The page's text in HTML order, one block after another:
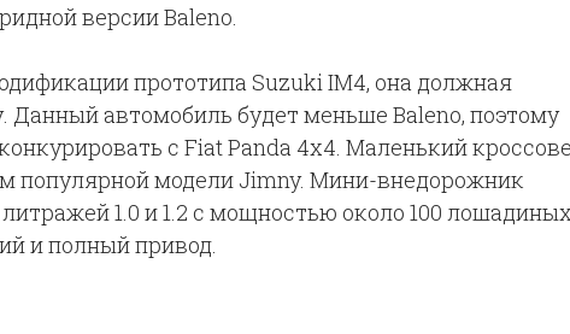
версии Baleno.
прототипа Suzuki IM4, она должная
Данный автомобиль будет меньше Baleno, поэтому
с Fiat Panda 4х4. Маленький
популярной модели Jimny. Мини-внедорожник
1.0 и 1.2 с мощностью около 100 лошадиных
и полный привод.